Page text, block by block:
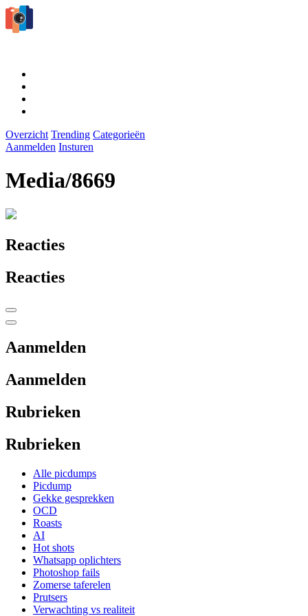
Overzicht Trending Categorieën
Aanmelden Insturen
Media/8669
Reacties
Reacties
Aanmelden
Aanmelden
Rubrieken
Rubrieken
Alle picdumps
Picdump
Gekke gesprekken
OCD
Roasts
AI
Hot shots
Whatsapp oplichters
Photoshop fails
Zomerse taferelen
Prutsers
Verwachting vs realiteit